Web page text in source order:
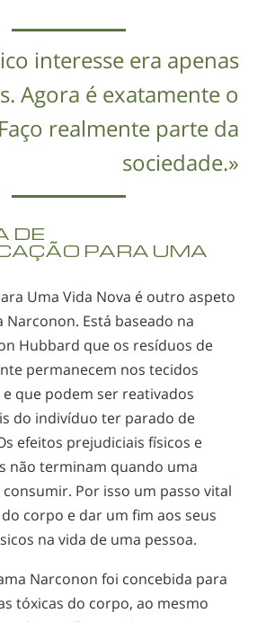
interesse era apenas
Agora é exatamente o
realmente parte da
sociedade.»
DE
PARA UMA
Uma Vida Nova é outro aspeto
Está baseado na
Hubbard que os resíduos de
permanecem nos tecidos
que podem ser reativados
do indivíduo ter parado de
efeitos prejudiciais físicos e
não terminam quando uma
consumir. Por isso um passo vital
corpo e dar um fim aos seus
na vida de uma pessoa.
Narconon foi concebida para
tóxicas do corpo, ao mesmo